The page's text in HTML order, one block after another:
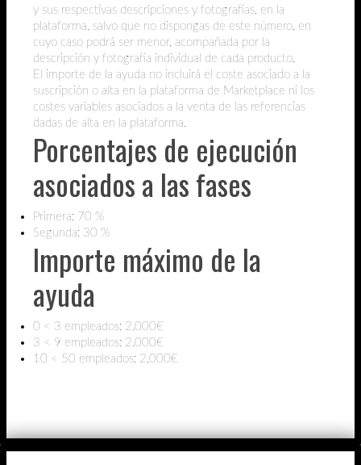
y sus respectivas descripciones y fotografías, en la
plataforma, salvo que no dispongas de este número, en
cuyo caso podrá ser menor, acompañada por la
descripción y fotografía individual de cada producto.
El importe de la ayuda no incluirá el coste asociado a la
suscripción o alta en la plataforma de Marketplace ni los
costes variables asociados a la venta de las referencias
dadas de alta en la plataforma.
Porcentajes de ejecución
asociados a las fases
Primera: 70 %
Segunda: 30 %
Importe máximo de la
ayuda
0 < 3 empleados: 2.000€
3 < 9 empleados: 2.000€
10 < 50 empleados: 2.000€